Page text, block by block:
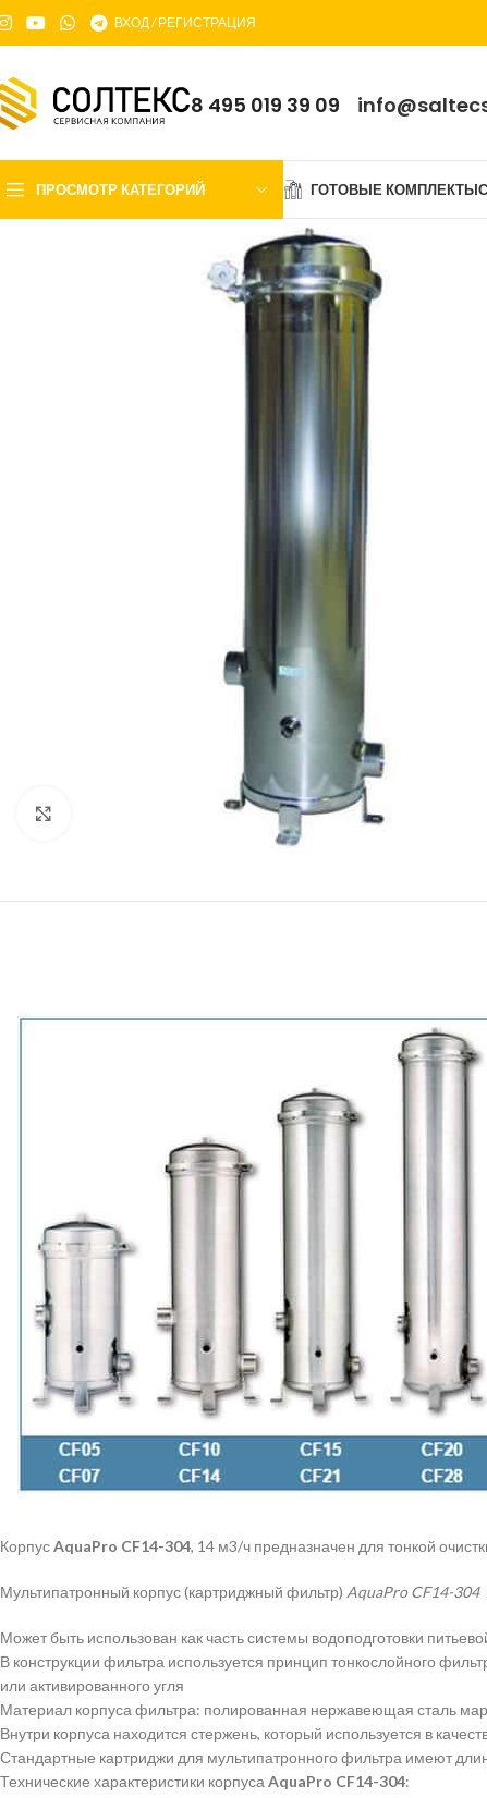
ВХОД / РЕГИСТРАЦИЯ
8 495 019 39 09
ПРОСМОТР КАТЕГОРИЙ ГОТОВЫЕ КОМПЛЕКТЫ
Нажмите, чтобы увеличить
КорпусAquaPro CF14-304, 14 м3/ч предназначен для тонкой
Мультипатронный корпус (картриджный фильтр) AquaPro CF14-304
Может быть использован как часть системы водоподготовки
В конструкции фильтра используется принцип тонкослойного
или активированного угля
Материал корпуса фильтра: полированная нержавеющая сталь
Внутри корпуса находится стержень, который используется в
Стандартные картриджи для мультипатронного фильтра имеют
Технические характеристики корпуса AquaPro CF14-304: